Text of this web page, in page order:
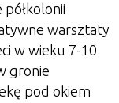
warsztaty
w wieku 7-10
gronie
pod okiem